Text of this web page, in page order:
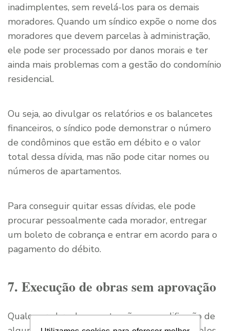
inadimplentes, sem revelá-los para os demais
moradores. Quando um síndico expõe o nome dos
moradores que devem parcelas à administração,
ele pode ser processado por danos morais e ter
ainda mais problemas com a gestão do condomínio
residencial.
Ou seja, ao divulgar os relatórios e os balancetes
financeiros, o síndico pode demonstrar o número
de condôminos que estão em débito e o valor
total dessa dívida, mas não pode citar nomes ou
números de apartamentos.
Para conseguir quitar essas dívidas, ele pode
procurar pessoalmente cada morador, entregar
um boleto de cobrança e entrar em acordo para o
pagamento do débito.
7. Execução de obras sem aprovação
Qualquer obra de manutenção ou modificação de